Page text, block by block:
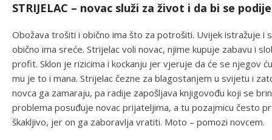
STRIJELAC – novac služi za život i da bi se
Obožava trošiti i obično ima što za potrošiti. Uvijek istražuje i
obično ima sreće. Strijelac voli novac, njime kupuje zabavu i
profit. Sklon je rizicima i kockanju jer vjeruje da će se njegov
mu je to i mana. Strijelac čezne za blagostanjem u svijetu i
novca ga zamaraju, pa radije zapošljava knjigovođu koji se
problema posuđuje novac prijateljima, a tu pozajmicu često
škakljivo, jer on ga zaboravlja vratiti. Moto – pomozi novcem.